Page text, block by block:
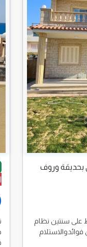
و50% اقساط على سنتين نظام